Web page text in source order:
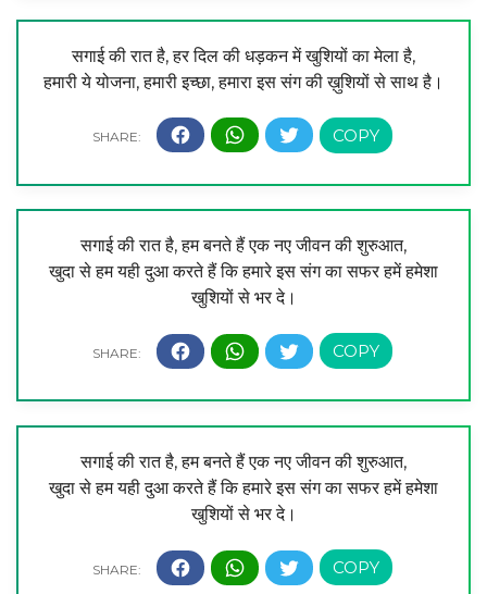
सगाई की रात है, हर दिल की धड़कन में खुशियों का मेला है,
हमारी ये योजना, हमारी इच्छा, हमारा इस संग की ख़ुशियों से साथ है।
सगाई की रात है, हम बनते हैं एक नए जीवन की शुरुआत,
खुदा से हम यही दुआ करते हैं कि हमारे इस संग का सफर हमें हमेशा
खुशियों से भर दे।
सगाई की रात है, हम बनते हैं एक नए जीवन की शुरुआत,
खुदा से हम यही दुआ करते हैं कि हमारे इस संग का सफर हमें हमेशा
खुशियों से भर दे।